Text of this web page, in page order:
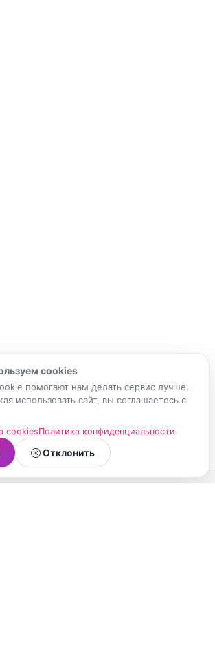
cookies
помогают нам делать сервис лучше.
использовать сайт, вы соглашаетесь с
cookiesПолитика конфиденциальности
Отклонить